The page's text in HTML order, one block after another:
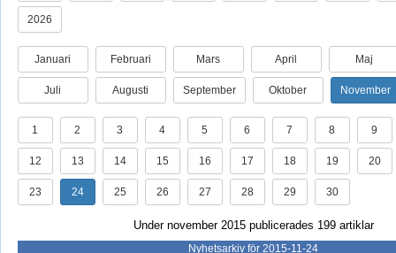
2026
Januari Februari Mars April Maj
Juli Augusti September Oktober November
1 2 3 4 5 6 7 8 9
12 13 14 15 16 17 18 19 20
23 24 25 26 27 28 29 30
Under november 2015 publicerades 199 artiklar
Nyhetsarkiv för 2015-11-24